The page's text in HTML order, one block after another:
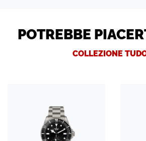
POTREBBE
COLLEZIONE